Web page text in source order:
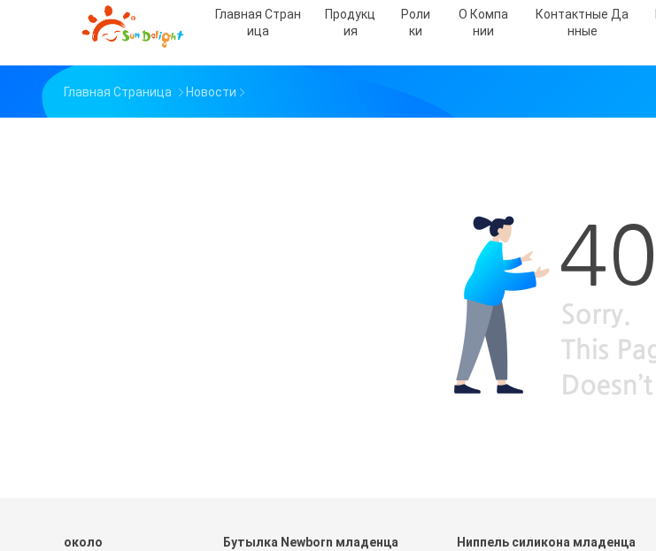
Главная Стран
Ица
Продукц
Ия
Роли
Ки
О Компа
Нии
Контактные Да
Нные
Главная Страница Новости
около Бутылка Newborn младенца Ниппель силикона младенца